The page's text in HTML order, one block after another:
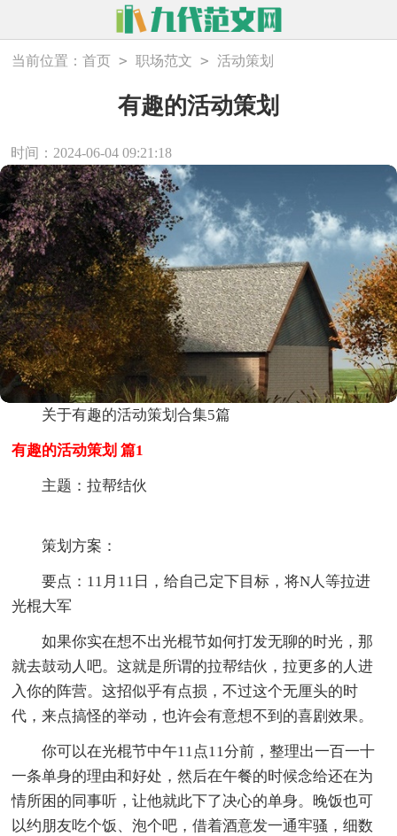
当前位置：首页 > 职场范文 > 活动策划
有趣的活动策划
时间：2024-06-04 09:21:18
关于有趣的活动策划合集5篇
有趣的活动策划 篇1
主题：拉帮结伙
策划方案：
要点：11月11日，给自己定下目标，将N人等拉进
光棍大军
如果你实在想不出光棍节如何打发无聊的时光，那
就去鼓动人吧。这就是所谓的拉帮结伙，拉更多的人进
入你的阵营。这招似乎有点损，不过这个无厘头的时
代，来点搞怪的举动，也许会有意想不到的喜剧效果。
你可以在光棍节中午11点11分前，整理出一百一十
一条单身的理由和好处，然后在午餐的时候念给还在为
情所困的同事听，让他就此下了决心的单身。晚饭也可
以约朋友吃个饭、泡个吧，借着酒意发一通牢骚，细数